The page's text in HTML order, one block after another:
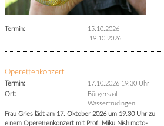
Termin: 15.10.2026 –
19.10.2026
Operettenkonzert
Termin:
17.10.2026 19:30 Uhr
Ort:
Bürgersaal,
Wassertrüdingen
Frau Gries lädt am 17. Oktober 2026 um 19.30 Uhr zu
einem Operettenkonzert mit Prof. Miku Nishimoto-